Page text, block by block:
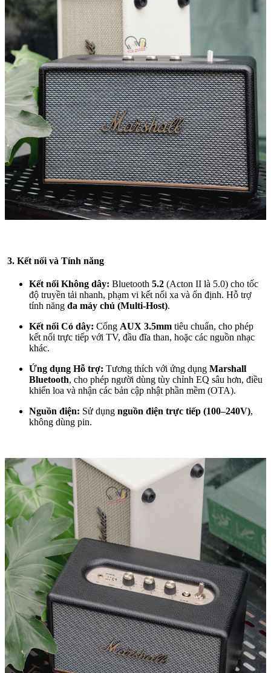
3. Kết nối và Tính năng
Kết nối Không dây: Bluetooth 5.2 (Acton II là 5.0) cho tốc
độ truyền tải nhanh, phạm vi kết nối xa và ổn định. Hỗ trợ
tính năng đa máy chủ (Multi-Host).
Kết nối Có dây: Cổng AUX 3.5mm tiêu chuẩn, cho phép
kết nối trực tiếp với TV, đầu đĩa than, hoặc các nguồn nhạc
khác.
Ứng dụng Hỗ trợ: Tương thích với ứng dụng Marshall
Bluetooth, cho phép người dùng tùy chỉnh EQ sâu hơn, điều
khiển loa và nhận các bản cập nhật phần mềm (OTA).
Nguồn điện: Sử dụng nguồn điện trực tiếp (100–240V),
không dùng pin.